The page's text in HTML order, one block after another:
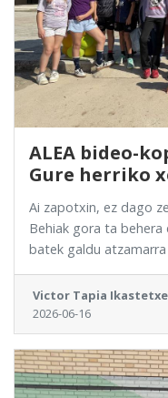
ALEA bideo-
Gure herriko
Ai zapotxin, ez dago
Behiak gora ta
batek galdu atzamarra
Victor Tapia
2026-06-16